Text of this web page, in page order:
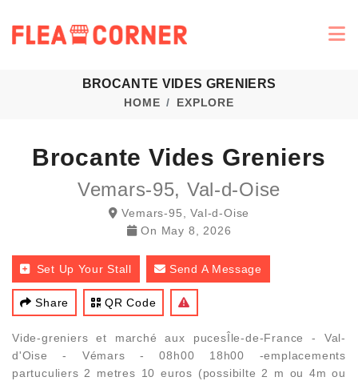
BROCANTE VIDES GRENIERS
HOME EXPLORE
Brocante Vides Greniers
Vemars-95, Val-d-Oise
Vemars-95, Val-d-Oise
On May 8, 2026
Set Up Your Stall Send A Message
Share QR Code
Vide-greniers et marché aux pucesÎle-de-France - Val-
d'Oise - Vémars - 08h00 18h00 -emplacements
partuculiers 2 metres 10 euros (possibilte 2 m ou 4m ou